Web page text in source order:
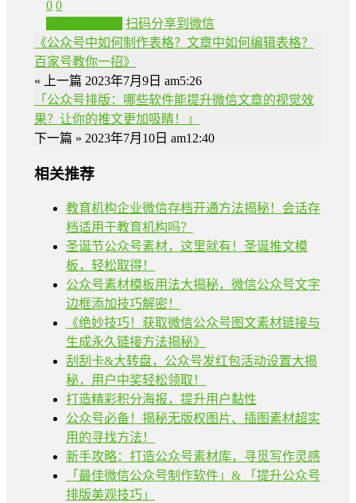
0 0
扫码分享到微信
《公众号中如何制作表格？文章中如何编辑表格？
百家号教你一招》
« 上一篇 2023年7月9日 am5:26
「公众号排版：哪些软件能提升微信文章的视觉效
果？让你的推文更加吸睛！」
下一篇 » 2023年7月10日 am12:40
相关推荐
教育机构企业微信存档开通方法揭秘！会话存
档适用于教育机构吗？
圣诞节公众号素材，这里就有！圣诞推文模
板，轻松取得！
公众号素材模板用法大揭秘，微信公众号文字
边框添加技巧解密！
《绝妙技巧！获取微信公众号图文素材链接与
生成永久链接方法揭秘》
刮刮卡&大转盘，公众号发红包活动设置大揭
秘，用户中奖轻松领取！
打造精彩积分海报，提升用户黏性
公众号必备！揭秘无版权图片、插图素材超实
用的寻找方法！
新手攻略：打造公众号素材库，寻觅写作灵感
「最佳微信公众号制作软件」& 「提升公众号
排版美观技巧」